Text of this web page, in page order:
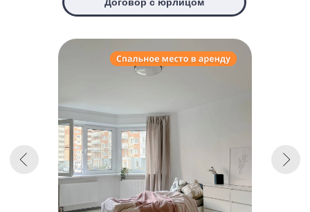
Ваш телефон
Подберём 3 вариантаза 15 минут